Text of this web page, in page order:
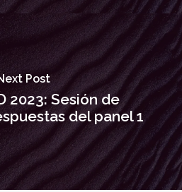
Post
2023: Sesión de
del panel 1